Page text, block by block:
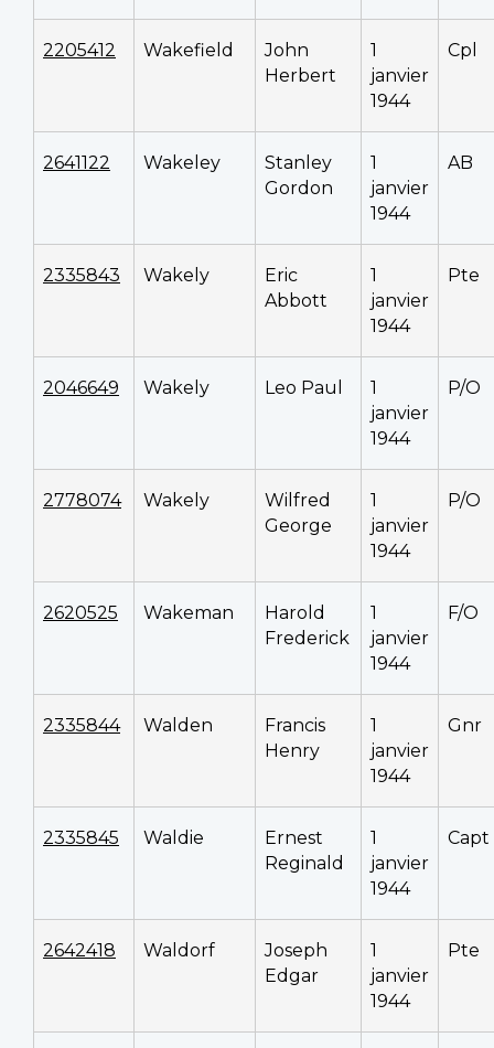
2205412 Wakefield
John
Herbert
1
janvier
1944
Cpl
2641122 Wakeley
Stanley
Gordon
1
janvier
1944
AB
2335843 Wakely
Eric
Abbott
1
janvier
1944
Pte
2046649 Wakely Leo Paul
1
janvier
1944
P/O
2778074 Wakely
Wilfred
George
1
janvier
1944
P/O
2620525 Wakeman
Harold
Frederick
1
janvier
1944
F/O
2335844 Walden
Francis
Henry
1
janvier
1944
Gnr
2335845 Waldie
Ernest
Reginald
1
janvier
1944
Capt
2642418 Waldorf
Joseph
Edgar
1
janvier
1944
Pte